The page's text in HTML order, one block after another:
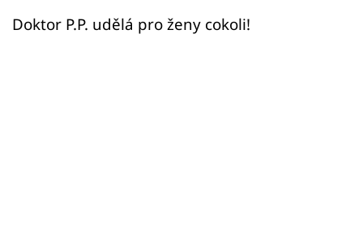
Přihlášení
Doktor P.P. udělá pro ženy cokoli!